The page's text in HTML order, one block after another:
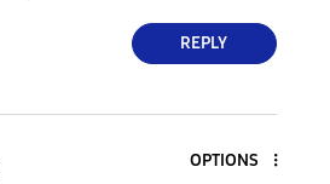
REPLY
OPTIONS